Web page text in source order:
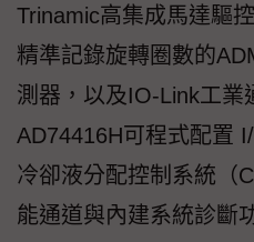
Trinamic高集成馬達驅
精準記錄旋轉圈數的
測器，以及IO-Link工業
AD74416H可程式配置
冷卻液分配控制系統（
能通道與內建系統診斷